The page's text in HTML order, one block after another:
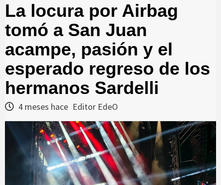
La locura por Airbag
tomó a San Juan
acampe, pasión y el
esperado regreso de los
hermanos Sardelli
4 meses hace Editor EdeO